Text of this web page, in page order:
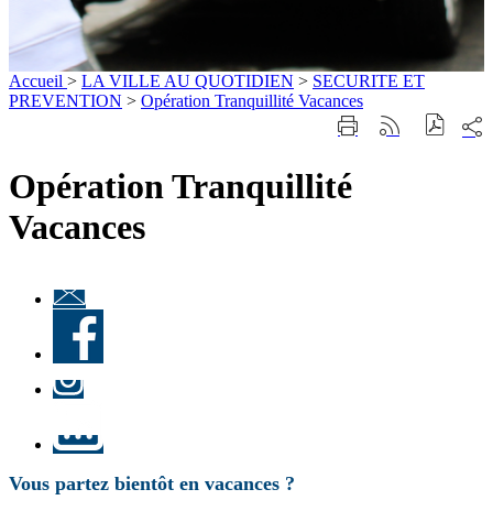
Accueil > LA VILLE AU QUOTIDIEN > SECURITE ET
PREVENTION > Opération Tranquillité Vacances
ImprimerGénérer
sur
Opération Tranquillité
Vacances
d'information
« Culture à
Ville-
d'Avray
»
Facebook
Vous partez bientôt en vacances ?